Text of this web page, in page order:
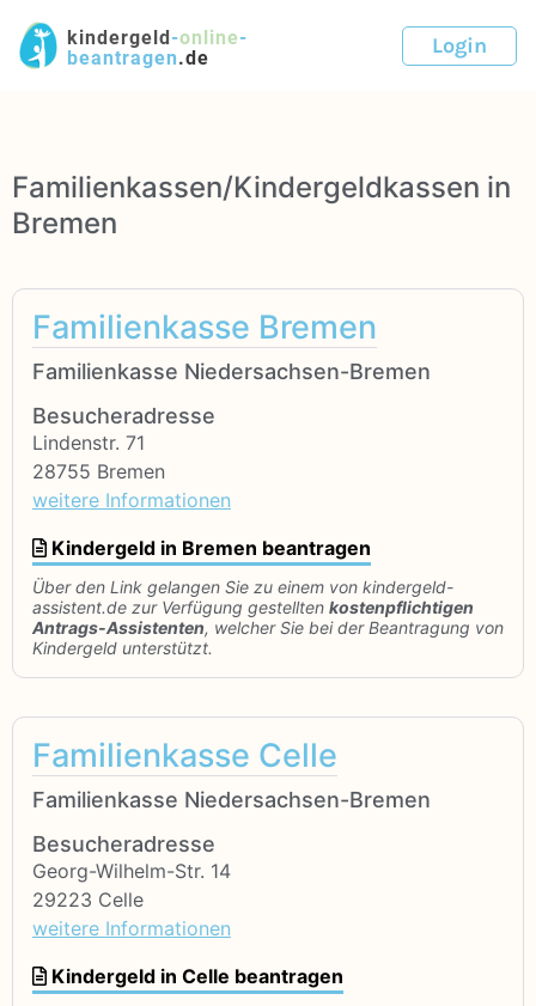
kindergeld-online-
beantragen.de Login
Familienkassen/Kindergeldkassen in
Bremen
Familienkasse Bremen
Familienkasse Niedersachsen-Bremen
Besucheradresse
Lindenstr. 71
28755 Bremen
weitere Informationen
Kindergeld in Bremen beantragen
Über den Link gelangen Sie zu einem von kindergeld-
assistent.de zur Verfügung gestellten kostenpflichtigen
Antrags-Assistenten, welcher Sie bei der Beantragung von
Kindergeld unterstützt.
Familienkasse Celle
Familienkasse Niedersachsen-Bremen
Besucheradresse
Georg-Wilhelm-Str. 14
29223 Celle
weitere Informationen
Kindergeld in Celle beantragen